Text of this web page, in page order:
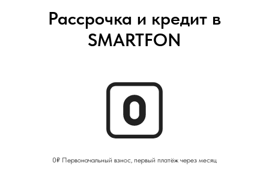
Рассрочка и кредит в
SMARTFON
0₽ Первоначальный взнос, первый платёж через месяц